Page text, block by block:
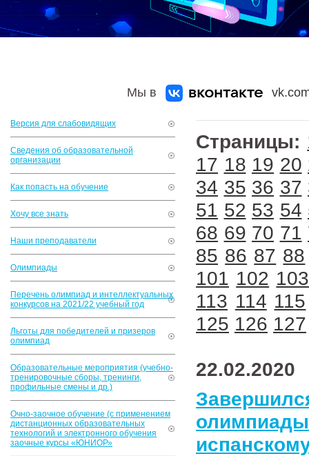
Мы в
Версия для слабовидящих
Сведения об образовательной
организации
Как попасть на обучение
Хочу все знать
Наши преподаватели
Олимпиады
Перечень олимпиад и интеллектуальных
конкурсов на 2021/22 учебный год
Льготы для победителей и призеров
олимпиад
Образовательные мероприятия (учебно-
тренировочные сборы, тренинги,
профильные смены и др.)
Очно-заочное обучение (с применением
дистанционных образовательных
технологий и электронного обучения
заочные курсы «ЮНИОР»
Страницы:
17 18 19 20
34 35 36 37
51 52 53 54
68 69 70 71
85 86 87 88
101 102 103
113 114 115
125 126 127
22.02.2020